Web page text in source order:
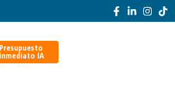
Presupuesto
inmediato IA